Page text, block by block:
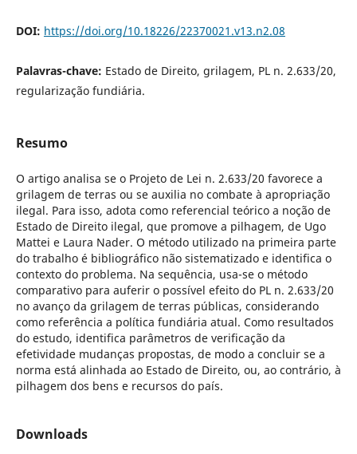
DOI: https://doi.org/10.18226/22370021.v13.n2.08
Palavras-chave: Estado de Direito, grilagem, PL n. 2.633/20,
regularização fundiária.
Resumo
O artigo analisa se o Projeto de Lei n. 2.633/20 favorece a
grilagem de terras ou se auxilia no combate à apropriação
ilegal. Para isso, adota como referencial teórico a noção de
Estado de Direito ilegal, que promove a pilhagem, de Ugo
Mattei e Laura Nader. O método utilizado na primeira parte
do trabalho é bibliográfico não sistematizado e identifica o
contexto do problema. Na sequência, usa-se o método
comparativo para auferir o possível efeito do PL n. 2.633/20
no avanço da grilagem de terras públicas, considerando
como referência a política fundiária atual. Como resultados
do estudo, identifica parâmetros de verificação da
efetividade mudanças propostas, de modo a concluir se a
norma está alinhada ao Estado de Direito, ou, ao contrário, à
pilhagem dos bens e recursos do país.
Downloads